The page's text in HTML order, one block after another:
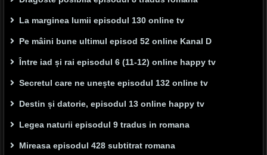
La marginea lumii episodul 130 online tv
Pe mâini bune ultimul episod 52 online Kanal D
Între iad și rai episodul 6 (11-12) online happy tv
Secretul care ne unește episodul 132 online tv
Destin și datorie, episodul 13 online happy tv
Legea naturii episodul 9 tradus in romana
Mireasa episodul 428 subtitrat romana